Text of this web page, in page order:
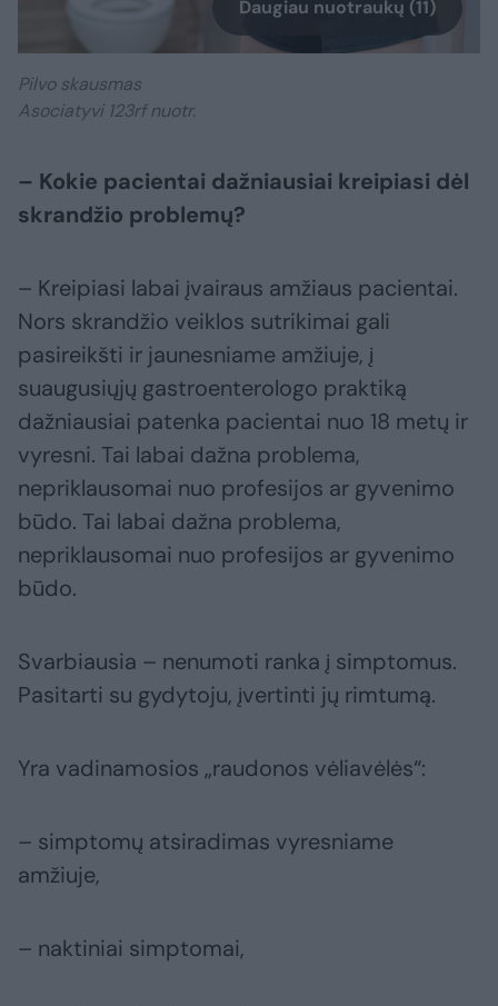
Daugiau nuotraukų (11)
Pilvo skausmas
Asociatyvi 123rf nuotr.
– Kokie pacientai dažniausiai kreipiasi dėl
skrandžio problemų?
– Kreipiasi labai įvairaus amžiaus pacientai.
Nors skrandžio veiklos sutrikimai gali
pasireikšti ir jaunesniame amžiuje, į
suaugusiųjų gastroenterologo praktiką
dažniausiai patenka pacientai nuo 18 metų ir
vyresni. Tai labai dažna problema,
nepriklausomai nuo profesijos ar gyvenimo
būdo. Tai labai dažna problema,
nepriklausomai nuo profesijos ar gyvenimo
būdo.
Svarbiausia – nenumoti ranka į simptomus.
Pasitarti su gydytoju, įvertinti jų rimtumą.
Yra vadinamosios „raudonos vėliavėlės“:
– simptomų atsiradimas vyresniame
amžiuje,
– naktiniai simptomai,